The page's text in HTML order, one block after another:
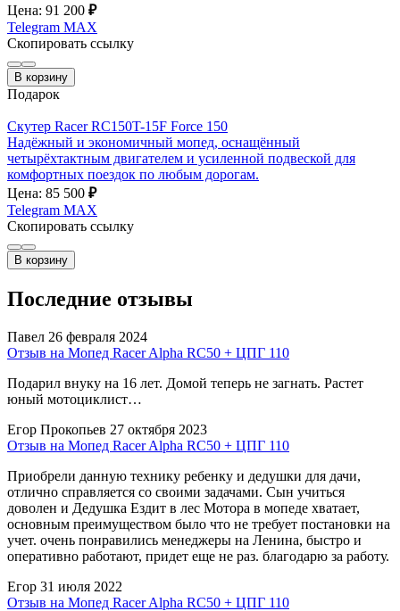
Цена: 91 200 ₽
Telegram MAX
Скопировать ссылку
В корзину
Подарок
Скутер Racer RC150T-15F Force 150
Надёжный и экономичный мопед, оснащённый
четырёхтактным двигателем и усиленной подвеской для
комфортных поездок по любым дорогам.
Цена: 85 500 ₽
Telegram MAX
Скопировать ссылку
В корзину
Последние отзывы
Павел 26 февраля 2024
Отзыв на Мопед Racer Alpha RC50 + ЦПГ 110
Подарил внуку на 16 лет. Домой теперь не загнать. Растет
юный мотоциклист…
Егор Прокопьев 27 октября 2023
Отзыв на Мопед Racer Alpha RC50 + ЦПГ 110
Приобрели данную технику ребенку и дедушки для дачи,
отлично справляется со своими задачами. Сын учиться
доволен и Дедушка Ездит в лес Мотора в мопеде хватает,
основным преимуществом было что не требует постановки на
учет. очень понравились менеджеры на Ленина, быстро и
оперативно работают, придет еще не раз. благодарю за работу.
Егор 31 июля 2022
Отзыв на Мопед Racer Alpha RC50 + ЦПГ 110